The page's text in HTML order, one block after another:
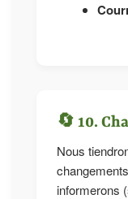
🔄 10.
Nous
informerons